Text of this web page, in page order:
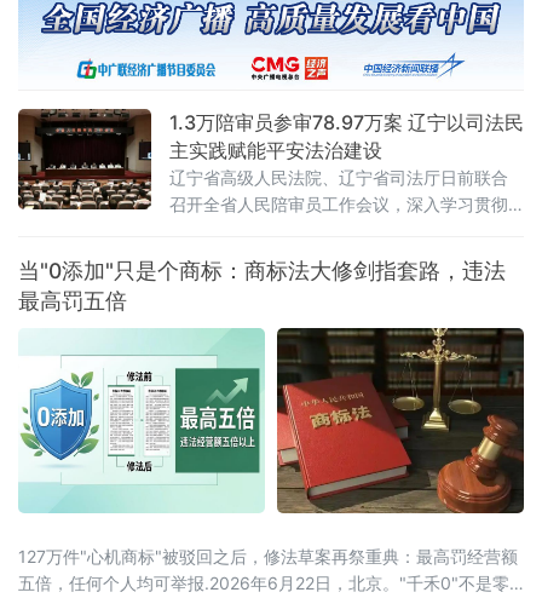
1.3万陪审员参审78.97万案 辽宁以司法民
主实践赋能平安法治建设
辽宁省高级人民法院、辽宁省司法厅日前联合
召开全省人民陪审员工作会议，深入学习贯彻
要求，系统梳理人民陪审员制度落地实施以来
的实践成效，研判当前工作推进中的重点问
作的高质量发展，为更高水平平安辽宁、法治
辽宁建设注入坚实的司法民主动能。会议第一
时间传达了辽宁省委常委、政法委书记郑艺对
全省人
当"0添加"只是个商标：商标法大修剑指套路，违法
最高罚五倍
127万件"心机商标"被驳回之后，修法草案再祭重典：最高罚经营额
五倍，任何个人均可举报.2026年6月22日，北京。"千禾0"不是零